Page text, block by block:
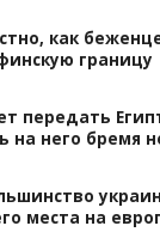
как
границу
передать
на него бремя
места на